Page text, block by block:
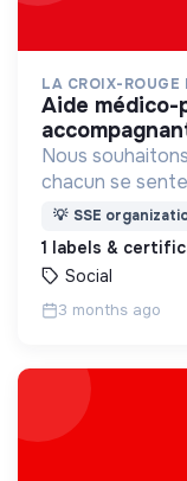
LA CROIX-ROUGE
aide médico-psychologique /
Nous
chacun se
nous
d’engagement
💡 SSE
1 labels &
Social
3 months ago